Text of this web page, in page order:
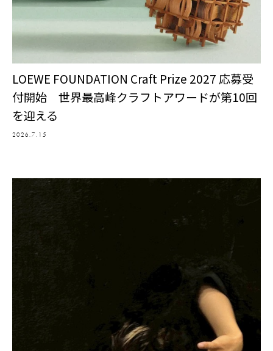
LOEWE FOUNDATION Craft Prize 2027 応募受
付開始 世界最高峰クラフトアワードが第10回
を迎える
2026.7.15